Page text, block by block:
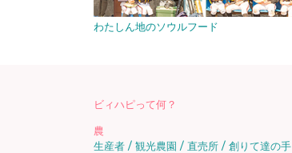
わたしん地のソウルフード
ビィハピって何？
農
生産者
観光農園 直売所 創りて達の手